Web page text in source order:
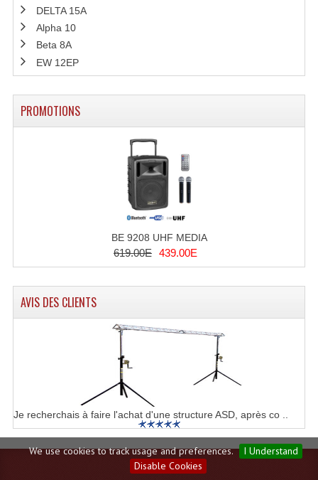
We use cookies to track usage and preferences.
I Understand
Disable Cookies
DELTA 15A
Alpha 10
Beta 8A
EW 12EP
PROMOTIONS
BE 9208 UHF MEDIA
619.00E 439.00E
AVIS DES CLIENTS
Je recherchais à faire l'achat d'une structure ASD, après co ..